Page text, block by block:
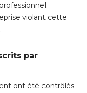
violant cette
par
ont été contrôlés